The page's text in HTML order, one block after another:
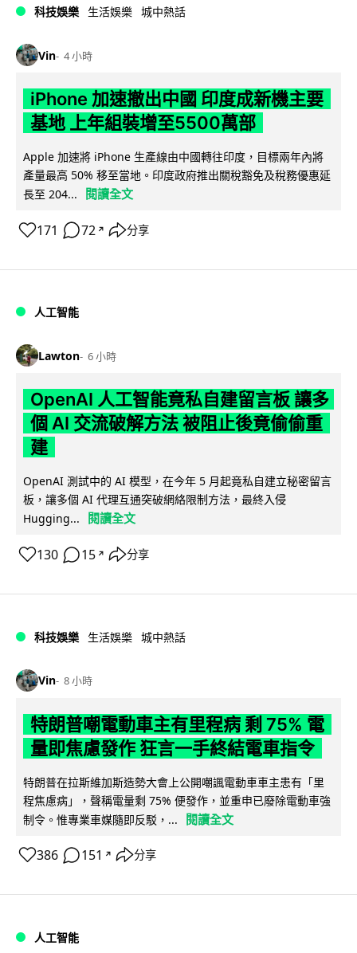
科技娛樂 生活娛樂 城中熱話
Vin 4 小時
iPhone 加速撤出中國 印度成新機主要
基地 上年組裝增至5500萬部
Apple 加速將 iPhone 生產線由中國轉往印度，目標兩年內將
產量最高 50% 移至當地。印度政府推出關稅豁免及稅務優惠延
長至 204...
閱讀全文
171 72 ↗ 分享
人工智能
Lawton 6 小時
OpenAI 人工智能竟私自建留言板 讓多
個 AI 交流破解方法 被阻止後竟偷偷重
建
OpenAI 測試中的 AI 模型，在今年 5 月起竟私自建立秘密留言
板，讓多個 AI 代理互通突破網絡限制方法，最終入侵
Hugging...
閱讀全文
130 15 ↗ 分享
科技娛樂 生活娛樂 城中熱話
Vin 8 小時
特朗普嘲電動車主有里程病 剩 75% 電
量即焦慮發作 狂言一手終結電車指令
特朗普在拉斯維加斯造勢大會上公開嘲諷電動車車主患有「里
程焦慮病」，聲稱電量剩 75% 便發作，並重申已廢除電動車強
制令。惟專業車媒隨即反駁，...
閱讀全文
386 151 ↗ 分享
人工智能